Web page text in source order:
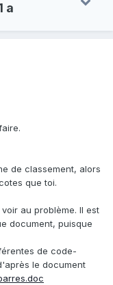
a
de classement, alors
que toi.
au problème. Il est
document, puisque
de code-
le document